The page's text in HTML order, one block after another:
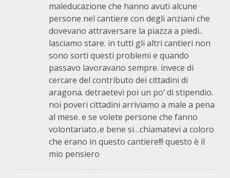
maleducazione che hanno avuti alcune
persone nel cantiere con degli anziani che
dovevano attraversare la piazza a piedi..
lasciamo stare. in tutti gli altri cantieri non
sono sorti questi problemi e quando
passavo lavoravano sempre. invece di
cercare del contributo dei cittadini di
aragona. detraetevi poi un po’ di stipendio.
noi poveri cittadini arriviamo a male a pena
al mese. e se volete persone che fanno
volontariato..e bene si…chiamatevi a coloro
che erano in questo cantiere!!! questo è il
mio pensiero